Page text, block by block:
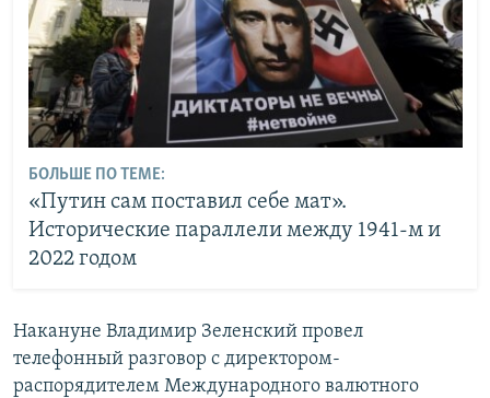
БОЛЬШЕ ПО ТЕМЕ:
«Путин сам поставил себе мат».
Исторические параллели между 1941-м и
2022 годом
Накануне Владимир Зеленский провел
телефонный разговор с директором-
распорядителем Международного валютного